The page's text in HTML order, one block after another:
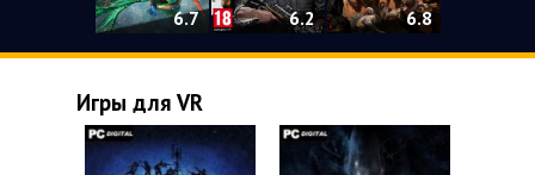
6.7 6.2 6.8
Игры для VR